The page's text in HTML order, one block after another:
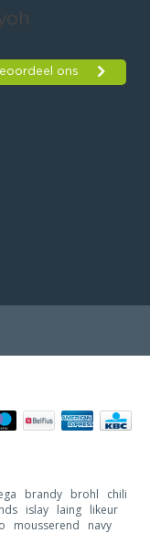
brandy brohl
chili
islay laing likeur
mousserend
navy